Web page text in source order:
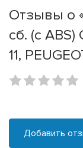
Отзывы о
сб. (с ABS)
11,
Добавить